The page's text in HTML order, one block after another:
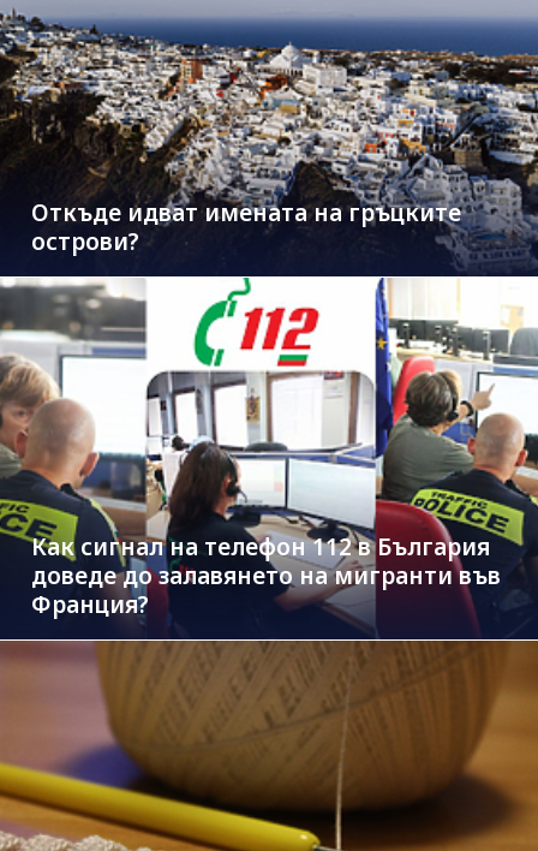
Откъде идват имената на гръцките
острови?
Как сигнал на телефон 112 в България
доведе до залавянето на мигранти във
Франция?